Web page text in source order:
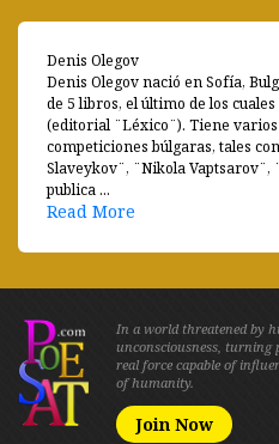
Denis Olegov
Denis Olegov nació en Sofía,
de 5 libros, el último de los
(editorial ¨Léxico¨). Tiene
competiciones búlgaras, tales
Slaveykov¨, ¨Nikola
publica ...
Read More
In a world threatened by
unconsciousness, turning
real force capable of
of humanity.
Join Now